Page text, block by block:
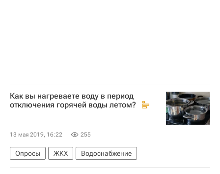
Как вы нагреваете воду в период
отключения горячей воды летом?
13 мая 2019, 16:22 255
Опросы ЖКХ Водоснабжение